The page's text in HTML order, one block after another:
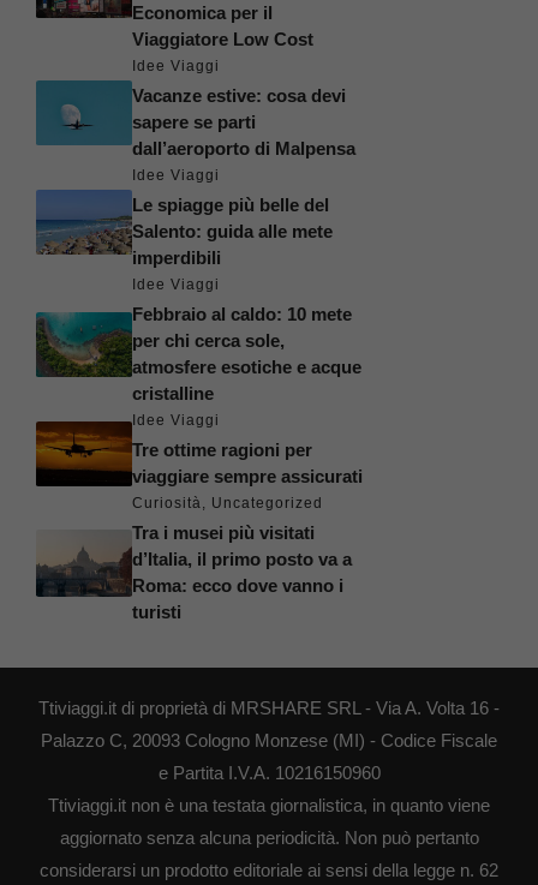
Economica per il
Viaggiatore Low Cost
Idee Viaggi
Vacanze estive: cosa devi
sapere se parti
dall’aeroporto di Malpensa
Idee Viaggi
Le spiagge più belle del
Salento: guida alle mete
imperdibili
Idee Viaggi
Febbraio al caldo: 10 mete
per chi cerca sole,
atmosfere esotiche e acque
cristalline
Idee Viaggi
Tre ottime ragioni per
viaggiare sempre assicurati
Curiosità Uncategorized
Tra i musei più visitati
d’Italia, il primo posto va a
Roma: ecco dove vanno i
turisti
Ttiviaggi.it di proprietà di MRSHARE SRL - Via A. Volta 16 -
Palazzo C, 20093 Cologno Monzese (MI) - Codice Fiscale
e Partita I.V.A. 10216150960
Ttiviaggi.it non è una testata giornalistica, in quanto viene
aggiornato senza alcuna periodicità. Non può pertanto
considerarsi un prodotto editoriale ai sensi della legge n. 62